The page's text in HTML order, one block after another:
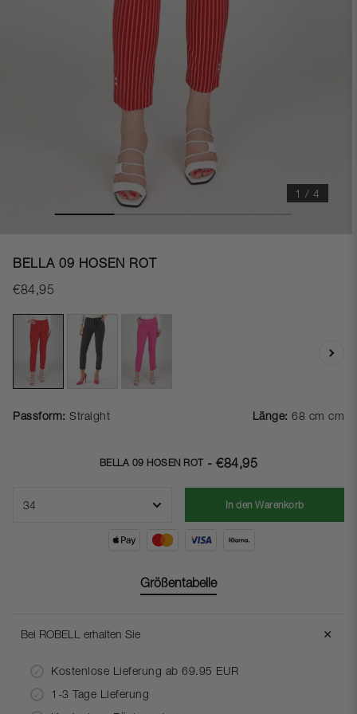
1 / 4
BELLA 09 HOSEN ROT
€84,95
Passform: Straight Länge: 68 cm cm
BELLA 09 HOSEN ROT - €84,95
In den Warenkorb
Größentabelle
Bei ROBELL erhalten Sie ＋
Kostenlose Lieferung ab 69.95 EUR
1-3 Tage Lieferung